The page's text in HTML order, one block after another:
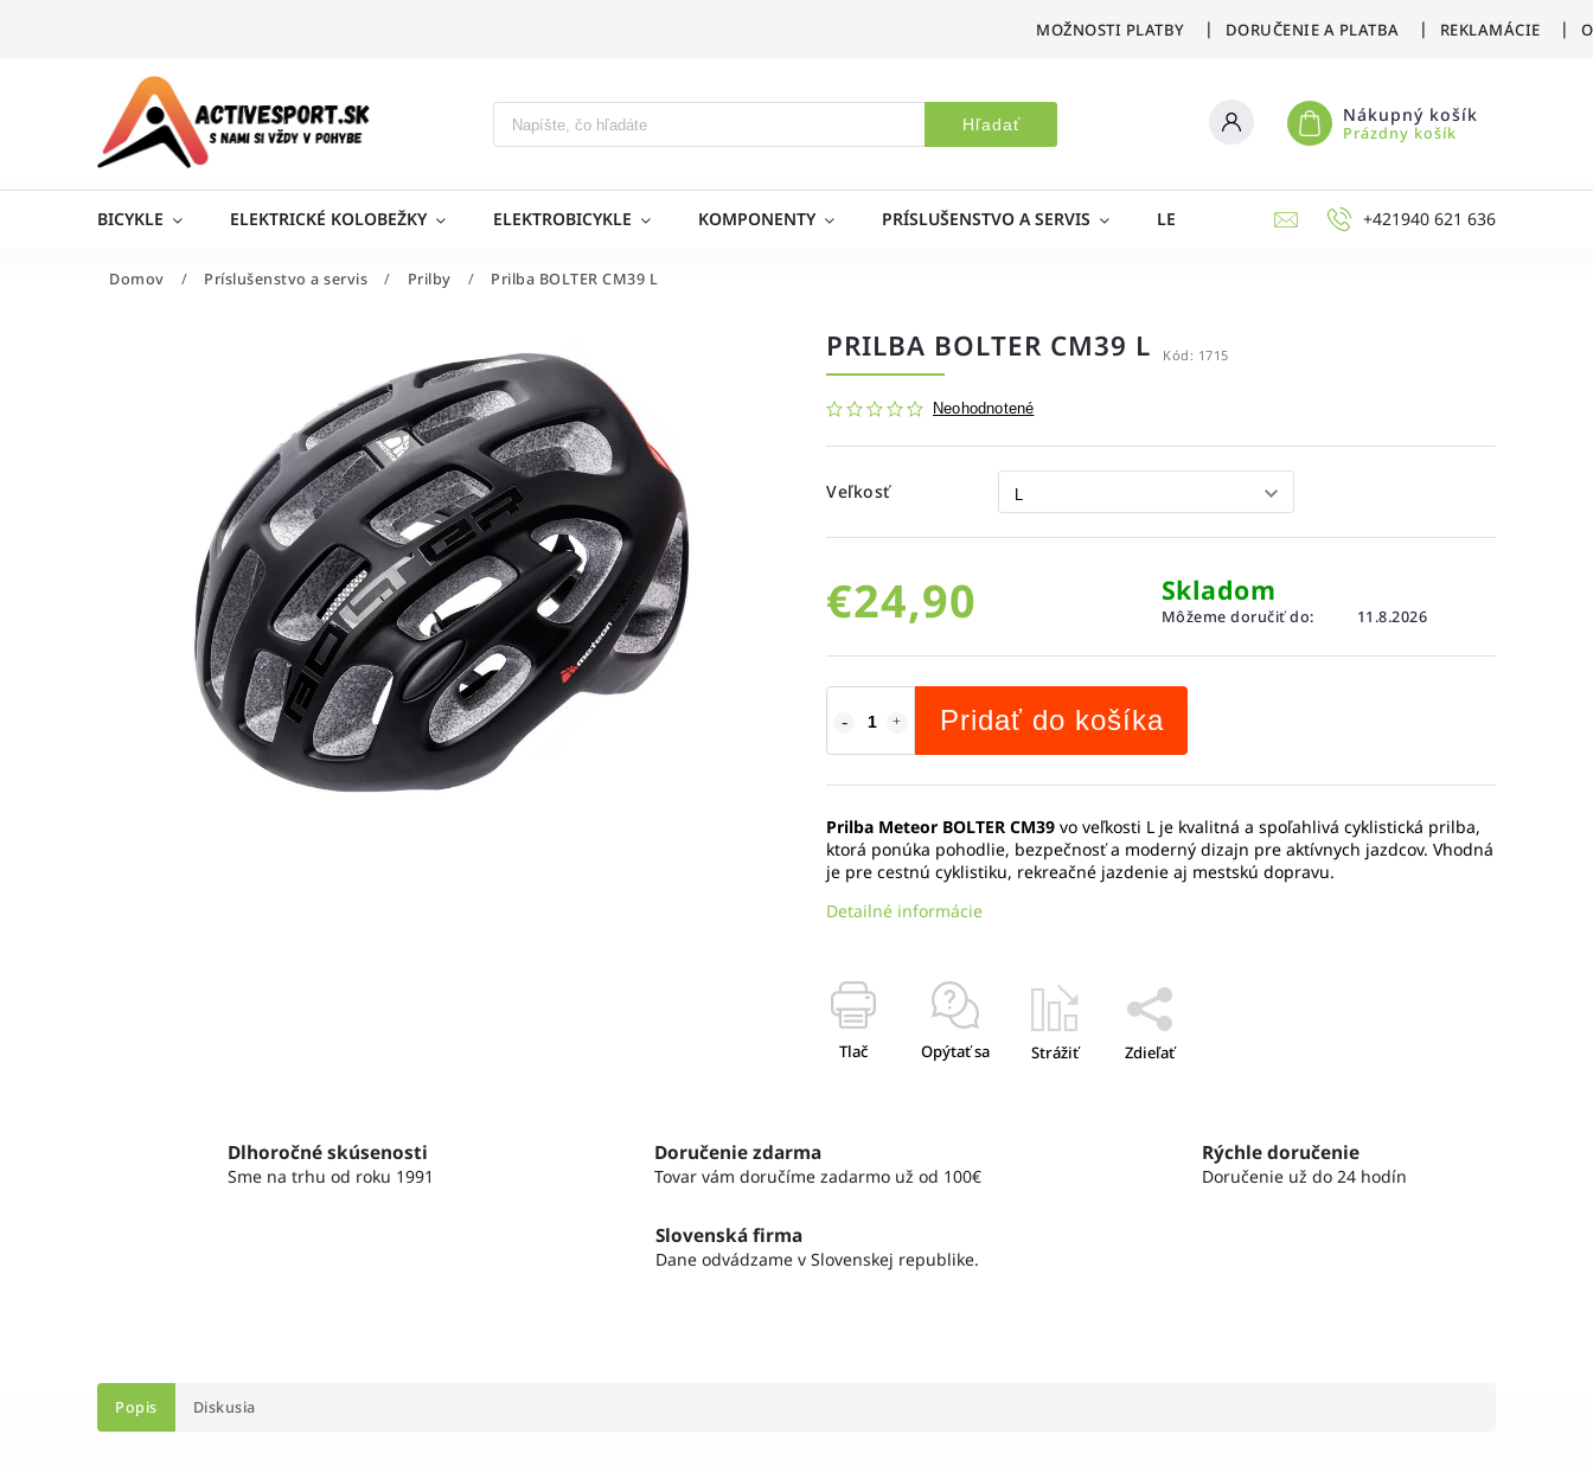
MOŽNOSTI PLATBY DORUČENIE A PLATBA REKLAMÁCIE
Hľadať Nákupný košík
Prázdny košík
BICYKLE ELEKTRICKÉ KOLOBEŽKY ELEKTROBICYKLE KOMPONENTY PRÍSLUŠENSTVO A SERVIS LETNÉ ŠPORTY ZIMNÉ ŠPORTY
+421940 621 636
Domov / Príslušenstvo a servis / Prilby / Prilba BOLTER CM39 L
PRILBA BOLTER CM39 L Kód: 1715
Neohodnotené
Veľkosť
€24,90 Skladom
Môžeme doručiť do: 11.8.2026
Pridať do košíka
Prilba Meteor BOLTER CM39 vo veľkosti L je kvalitná a spoľahlivá cyklistická prilba,
ktorá ponúka pohodlie, bezpečnosť a moderný dizajn pre aktívnych jazdcov. Vhodná
je pre cestnú cyklistiku, rekreačné jazdenie aj mestskú dopravu.
Detailné informácie
Tlač Opýtať sa Strážiť Zdieľať
Dlhoročné skúsenosti
Sme na trhu od roku 1991
Doručenie zdarma
Tovar vám doručíme zadarmo už od 100€
Rýchle doručenie
Doručenie už do 24 hodín
Slovenská firma
Dane odvádzame v Slovenskej republike.
Popis Diskusia